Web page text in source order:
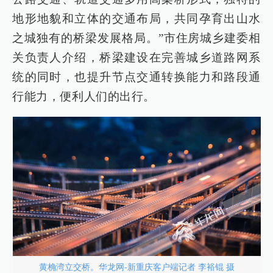
地形地貌和立体的交通布局，共同孕育出山水
之城独有的桥梁发展格局。”市住房城乡建委相
关负责人介绍，桥梁建设在完善城乡道路网系
统的同时，也提升节点交通转换能力和路段通
行能力，便利人们的出行。
黄桷湾立交桥。华龙网-新重庆客户端记者 李裕锟 摄